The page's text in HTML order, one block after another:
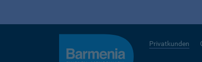
Privatkunden